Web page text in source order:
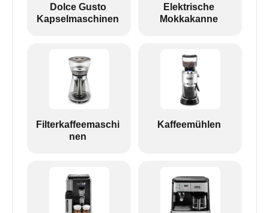
Dolce Gusto
Kapselmaschinen
Elektrische
Mokkakanne
Filterkaffeemaschi
nen
Kaffeemühlen